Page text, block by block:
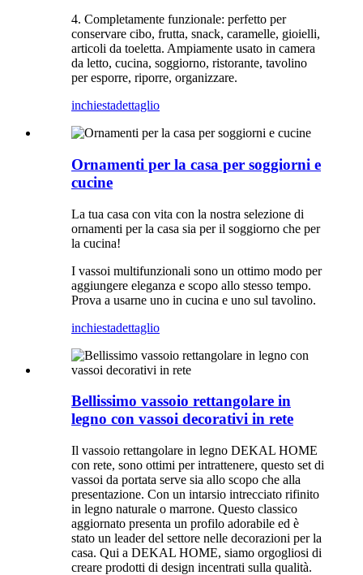
4. Completamente funzionale: perfetto per
conservare cibo, frutta, snack, caramelle, gioielli,
articoli da toeletta. Ampiamente usato in camera
da letto, cucina, soggiorno, ristorante, tavolino
per esporre, riporre, organizzare.
inchiestadettaglio
Ornamenti per la casa per soggiorni e
cucine
La tua casa con vita con la nostra selezione di
ornamenti per la casa sia per il soggiorno che per
la cucina!
I vassoi multifunzionali sono un ottimo modo per
aggiungere eleganza e scopo allo stesso tempo.
Prova a usarne uno in cucina e uno sul tavolino.
inchiestadettaglio
Bellissimo vassoio rettangolare in
legno con vassoi decorativi in ​​rete
Il vassoio rettangolare in legno DEKAL HOME
con rete, sono ottimi per intrattenere, questo set di
vassoi da portata serve sia allo scopo che alla
presentazione. Con un intarsio intrecciato rifinito
in legno naturale o marrone. Questo classico
aggiornato presenta un profilo adorabile ed è
stato un leader del settore nelle decorazioni per la
casa. Qui a DEKAL HOME, siamo orgogliosi di
creare prodotti di design incentrati sulla qualità.